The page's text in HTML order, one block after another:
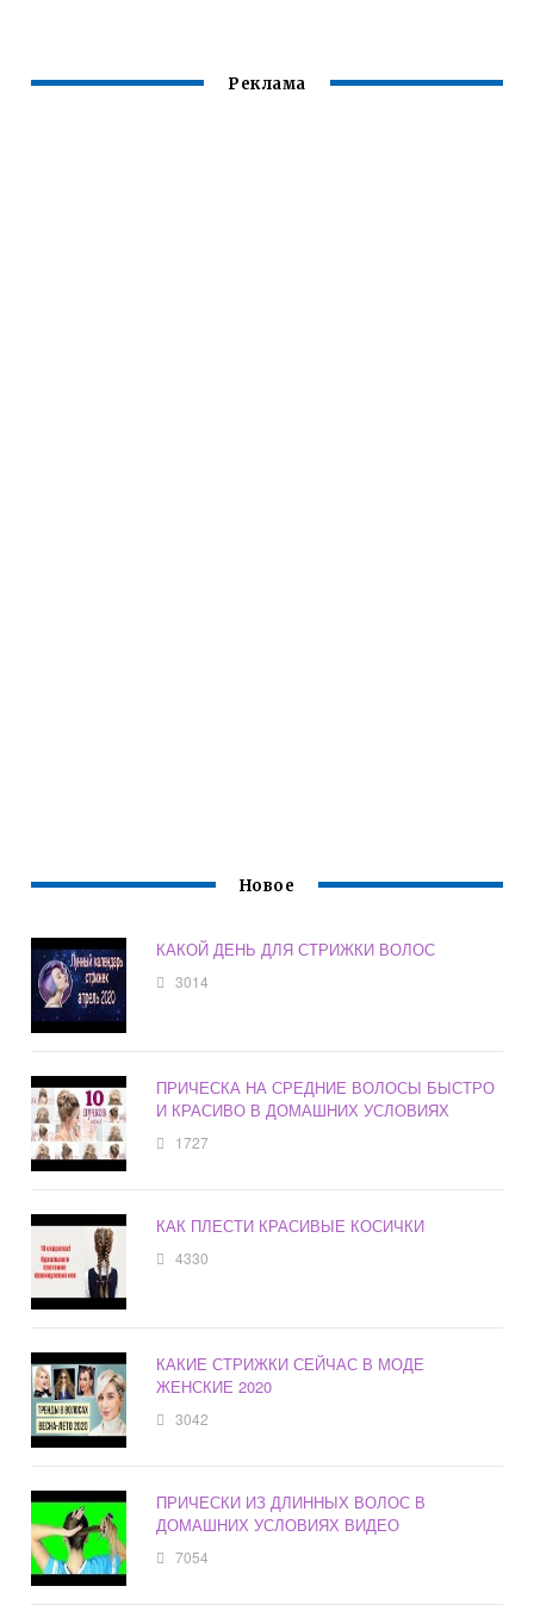
Реклама
Новое
КАКОЙ ДЕНЬ ДЛЯ СТРИЖКИ ВОЛОС
3014
ПРИЧЕСКА НА СРЕДНИЕ ВОЛОСЫ БЫСТРО
И КРАСИВО В ДОМАШНИХ УСЛОВИЯХ
1727
КАК ПЛЕСТИ КРАСИВЫЕ КОСИЧКИ
4330
КАКИЕ СТРИЖКИ СЕЙЧАС В МОДЕ
ЖЕНСКИЕ 2020
3042
ПРИЧЕСКИ ИЗ ДЛИННЫХ ВОЛОС В
ДОМАШНИХ УСЛОВИЯХ ВИДЕО
7054